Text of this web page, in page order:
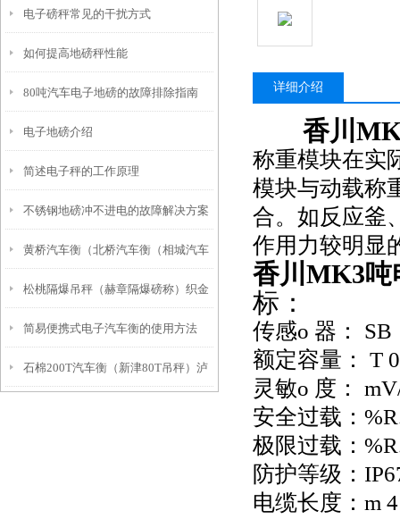
电子磅秤常见的干扰方式
如何提高地磅秤性能
80吨汽车电子地磅的故障排除指南
电子地磅介绍
简述电子秤的工作原理
不锈钢地磅冲不进电的故障解决方案
黄桥汽车衡（北桥汽车衡（相城汽车
衡）元和汽车衡）太平汽车衡维修
松桃隔爆吊秤（赫章隔爆磅称）织金
隔爆衡器）正安隔爆称维修
简易便携式电子汽车衡的使用方法
石棉200T汽车衡（新津80T吊秤）泸
详细介绍
香川
称重模块在实
模块与动载称
合。如反应釜
作用力较明显
香川MK3吨
标：
传感o 器： SB
额定容量： T
灵敏o 度：
安全过载：
极限过载：
防护等级：
电缆长度：m